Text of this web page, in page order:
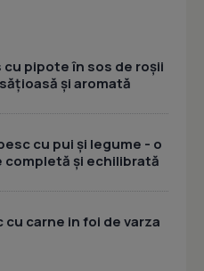
pipote în sos de roșii
și aromată
cu pui și legume - o
completă și echilibrată
cu carne in foi de varza